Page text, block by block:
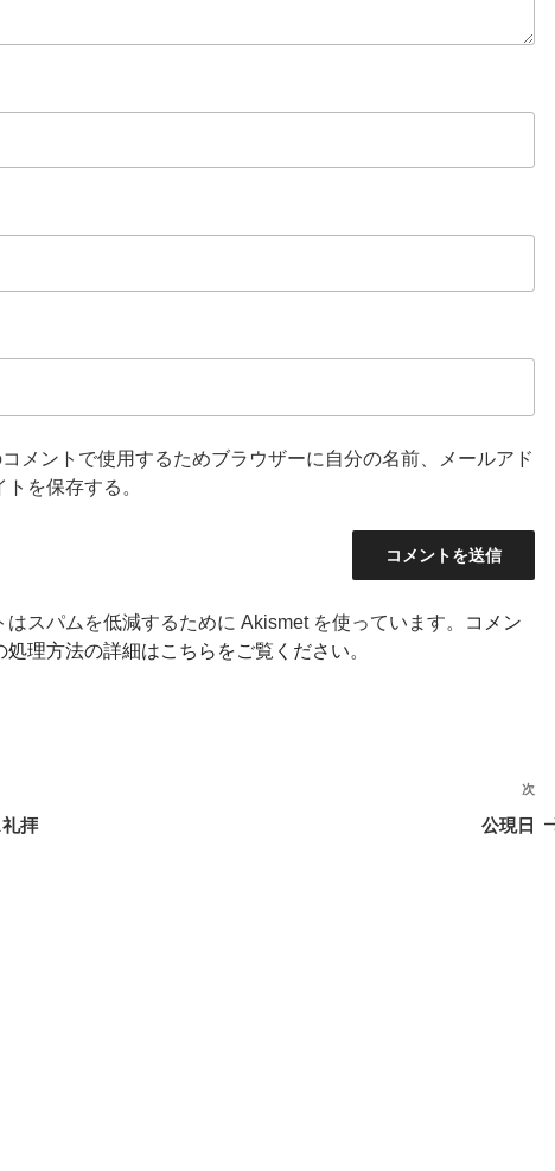
メントで使用するためブラウザーに自分の名前、メールアド
トを保存する。
はスパムを低減するために Akismet を使っています。
コメン
処理方法の詳細はこちらをご覧ください。
拝
次
の
次
公現日